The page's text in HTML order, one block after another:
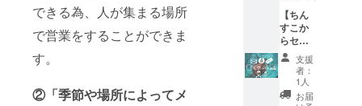
できる為、人が集まる場所
で営業をすることができま
す。
②「季節や場所によってメ
さい
につい
て》を
ご覧く
ださ
い。 ※
支援
時、ご
③ポテ
ト/ドリ
ンク引
換券×6
④沖縄
で捕獲
した
「サメ
【ちん
すこか
らセッ
ト】 ①
感謝の
気持ち
を込め
支援
者：
1人
お届